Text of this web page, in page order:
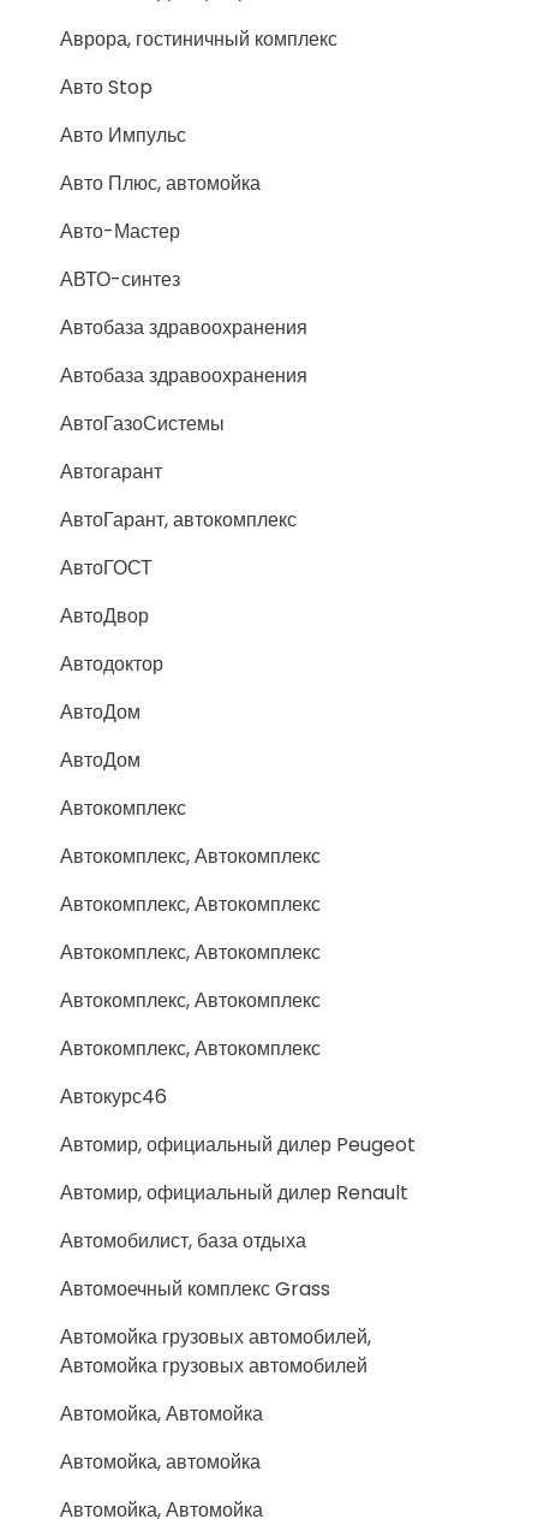
Аврора, гостиничный комплекс
Авто Stop
Авто Импульс
Авто Плюс, автомойка
Авто-Мастер
АВТО-синтез
Автобаза здравоохранения
Автобаза здравоохранения
АвтоГазоСистемы
Автогарант
АвтоГарант, автокомплекс
АвтоГОСТ
АвтоДвор
Автодоктор
АвтоДом
АвтоДом
Автокомплекс
Автокомплекс, Автокомплекс
Автокомплекс, Автокомплекс
Автокомплекс, Автокомплекс
Автокомплекс, Автокомплекс
Автокомплекс, Автокомплекс
Автокурс46
Автомир, официальный дилер Peugeot
Автомир, официальный дилер Renault
Автомобилист, база отдыха
Автомоечный комплекс Grass
Автомойка грузовых автомобилей,
Автомойка грузовых автомобилей
Автомойка, Автомойка
Автомойка, автомойка
Автомойка, Автомойка